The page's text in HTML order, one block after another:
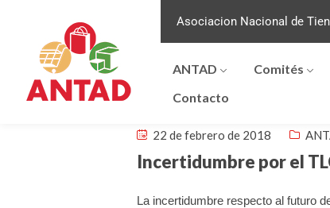
Asociacion Nacional de
ANTAD Comités
Contacto
22 de febrero de 2018
Incertidumbre por el
La incertidumbre respecto al futuro